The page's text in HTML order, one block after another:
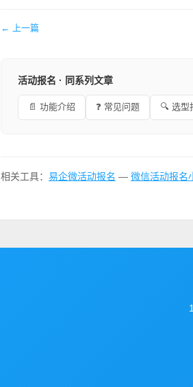
← 上一篇
活动报名 · 同系列文章
📄 功能介绍 ❓ 常见问题 🔍 选型
相关工具： 易企微活动报名 — 微信活动报名